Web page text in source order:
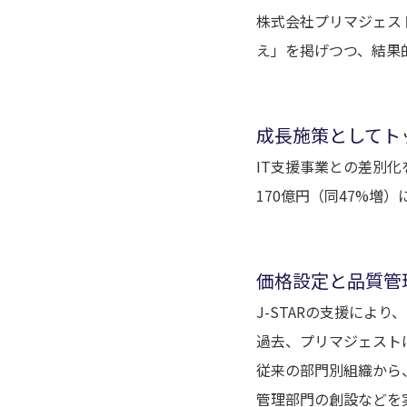
株式会社プリマジェ
え」を掲げつつ、結
成長施策として
IT支援事業との差別
170億円（同47%増）
価格設定と品質
J-STARの支援により
過去、プリマジェス
従来の部門別組織か
管理部門の創設などを